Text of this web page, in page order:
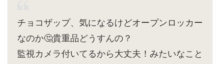
チョコザップ、気になるけどオープンロッカー
なのか🤔貴重品どうすんの？
監視カメラ付いてるから大丈夫！みたいなこと